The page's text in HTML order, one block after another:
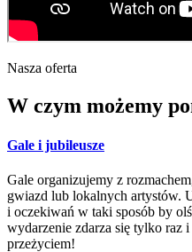
Nasza oferta
W czym możemy
Gale i jubileusze
Gale organizujemy z
gwiazd lub lokalnych artystów.
i oczekiwań w taki sposób by
wydarzenie zdarza się tylko raz
przeżyciem!